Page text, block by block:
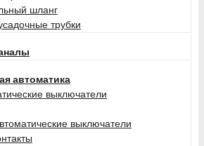
шланг
трубки
автоматика
выключатели
выключатели